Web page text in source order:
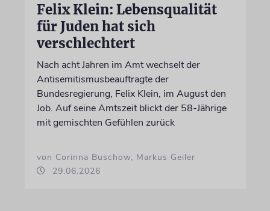
Felix Klein: Lebensqualität
für Juden hat sich
verschlechtert
Nach acht Jahren im Amt wechselt der
Antisemitismusbeauftragte der
Bundesregierung, Felix Klein, im August den
Job. Auf seine Amtszeit blickt der 58-Jährige
mit gemischten Gefühlen zurück
von Corinna Buschow, Markus Geiler
29.06.2026